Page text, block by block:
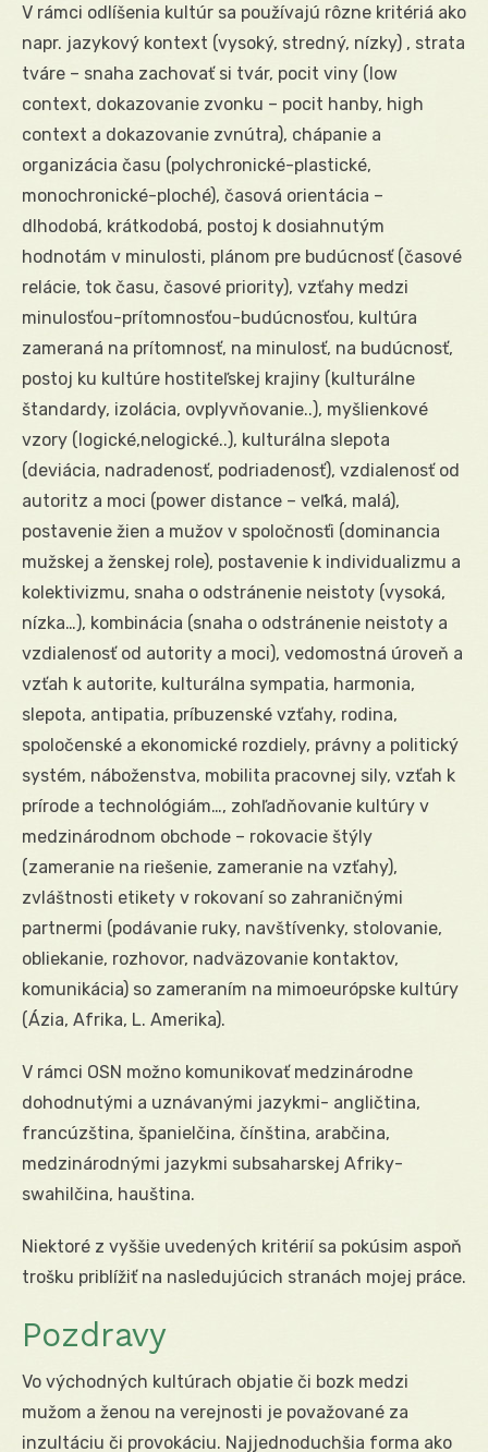
V rámci odlíšenia kultúr sa používajú rôzne kritériá ako
napr. jazykový kontext (vysoký, stredný, nízky) , strata
tváre – snaha zachovať si tvár, pocit viny (low
context, dokazovanie zvonku – pocit hanby, high
context a dokazovanie zvnútra), chápanie a
organizácia času (polychronické-plastické,
monochronické-ploché), časová orientácia –
dlhodobá, krátkodobá, postoj k dosiahnutým
hodnotám v minulosti, plánom pre budúcnosť (časové
relácie, tok času, časové priority), vzťahy medzi
minulosťou-prítomnosťou-budúcnosťou, kultúra
zameraná na prítomnosť, na minulosť, na budúcnosť,
postoj ku kultúre hostiteľskej krajiny (kulturálne
štandardy, izolácia, ovplyvňovanie..), myšlienkové
vzory (logické,nelogické..), kulturálna slepota
(deviácia, nadradenosť, podriadenosť), vzdialenosť od
autoritz a moci (power distance – veľká, malá),
postavenie žien a mužov v spoločnosťi (dominancia
mužskej a ženskej role), postavenie k individualizmu a
kolektivizmu, snaha o odstránenie neistoty (vysoká,
nízka…), kombinácia (snaha o odstránenie neistoty a
vzdialenosť od autority a moci), vedomostná úroveň a
vzťah k autorite, kulturálna sympatia, harmonia,
slepota, antipatia, príbuzenské vzťahy, rodina,
spoločenské a ekonomické rozdiely, právny a politický
systém, náboženstva, mobilita pracovnej sily, vzťah k
prírode a technológiám…, zohľadňovanie kultúry v
medzinárodnom obchode – rokovacie štýly
(zameranie na riešenie, zameranie na vzťahy),
zvláštnosti etikety v rokovaní so zahraničnými
partnermi (podávanie ruky, navštívenky, stolovanie,
obliekanie, rozhovor, nadväzovanie kontaktov,
komunikácia) so zameraním na mimoeurópske kultúry
(Ázia, Afrika, L. Amerika).
V rámci OSN možno komunikovať medzinárodne
dohodnutými a uznávanými jazykmi- angličtina,
francúzština, španielčina, čínština, arabčina,
medzinárodnými jazykmi subsaharskej Afriky-
swahilčina, hauština.
Niektoré z vyššie uvedených kritérií sa pokúsim aspoň
trošku priblížiť na nasledujúcich stranách mojej práce.
Pozdravy
Vo východných kultúrach objatie či bozk medzi
mužom a ženou na verejnosti je považované za
inzultáciu či provokáciu. Najjednoduchšia forma ako